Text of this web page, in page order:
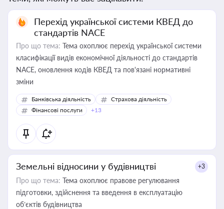
Перехід української системи КВЕД до
стандартів NACE
Про що тема: Тема охоплює перехід української системи
класифікації видів економічної діяльності до стандартів
NACE, оновлення кодів КВЕД та пов'язані нормативні
зміни
Банківська діяльність
Страхова діяльність
Фінансові послуги
+13
Земельні відносини у будівництві +3
Про що тема: Тема охоплює правове регулювання
підготовки, здійснення та введення в експлуатацію
об’єктів будівництва